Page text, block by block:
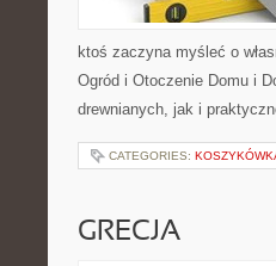
ktoś zaczyna myśleć o
Ogród i Otoczenie Domu i
drewnianych, jak i
CATEGORIES:
GRECJA